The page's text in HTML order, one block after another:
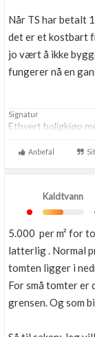
Når TS har betalt
det er et kostbart
jo vært å ikke
fungerer nå en
Signatur
Ethvert boligkjøp
Anbefal
Kaldtvann
5.000 per m² for
latterlig . Normal
tomten ligger i
For små tomter er
grensen. Og som